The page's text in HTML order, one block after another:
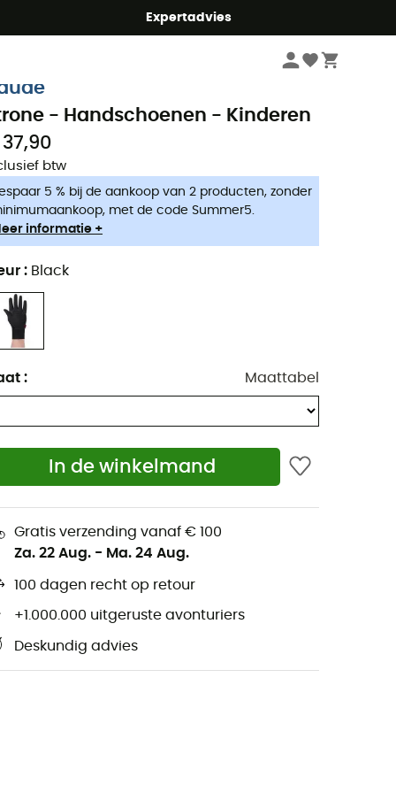
Expertadvies
Handschoenen & Wanten kinderen
- Handschoenen - Kinderen
btw
5 % bij de aankoop van 2 producten, zonder
met de code Summer5.
informatie +
: Black
: Maattabel
In de winkelmand
Gratis verzending vanaf € 100
Za. 22 Aug. - Ma. 24 Aug.
100 dagen recht op retour
+1.000.000 uitgeruste avonturiers
Deskundig advies